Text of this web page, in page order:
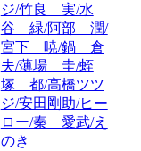
ジ/竹良 実/水
谷 緑/阿部 潤/
宮下 暁/鍋 倉
夫/薄場 圭/蛭
塚 都/高橋ツツ
ジ/安田剛助/ヒー
ロー/秦 愛武/え
のき